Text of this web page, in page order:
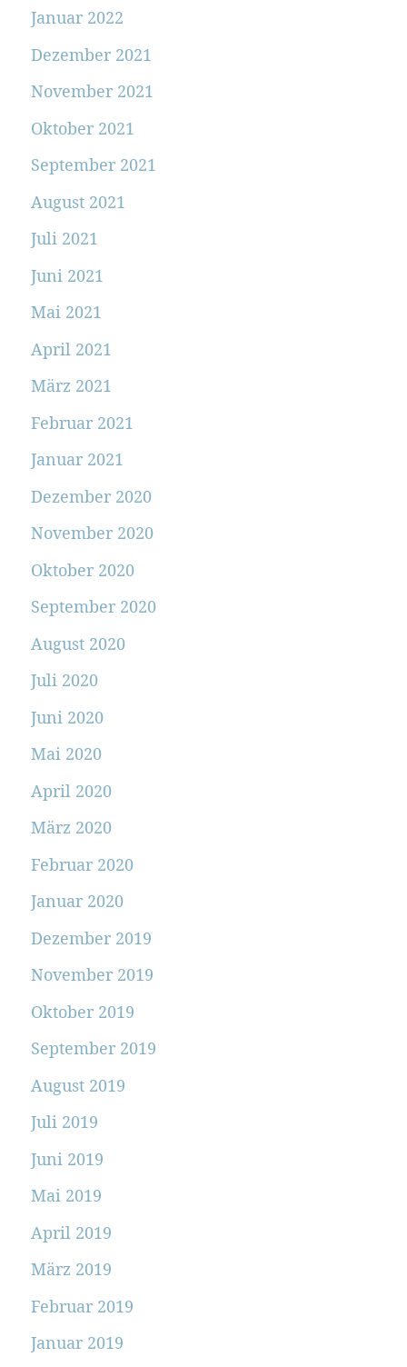
Januar 2022
Dezember 2021
November 2021
Oktober 2021
September 2021
August 2021
Juli 2021
Juni 2021
Mai 2021
April 2021
März 2021
Februar 2021
Januar 2021
Dezember 2020
November 2020
Oktober 2020
September 2020
August 2020
Juli 2020
Juni 2020
Mai 2020
April 2020
März 2020
Februar 2020
Januar 2020
Dezember 2019
November 2019
Oktober 2019
September 2019
August 2019
Juli 2019
Juni 2019
Mai 2019
April 2019
März 2019
Februar 2019
Januar 2019